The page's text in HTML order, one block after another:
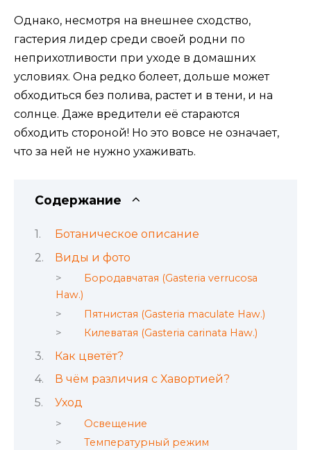
Однако, несмотря на внешнее сходство,
гастерия лидер среди своей родни по
неприхотливости при уходе в домашних
условиях. Она редко болеет, дольше может
обходиться без полива, растет и в тени, и на
солнце. Даже вредители её стараются
обходить стороной! Но это вовсе не означает,
что за ней не нужно ухаживать.
Содержание
Ботаническое описание
Виды и фото
Бородавчатая (Gasteria verrucosa
Haw.)
Пятнистая (Gasteria maculate Haw.)
Килеватая (Gasteria carinata Haw.)
Как цветёт?
В чём различия с Хавортией?
Уход
Освещение
Температурный режим